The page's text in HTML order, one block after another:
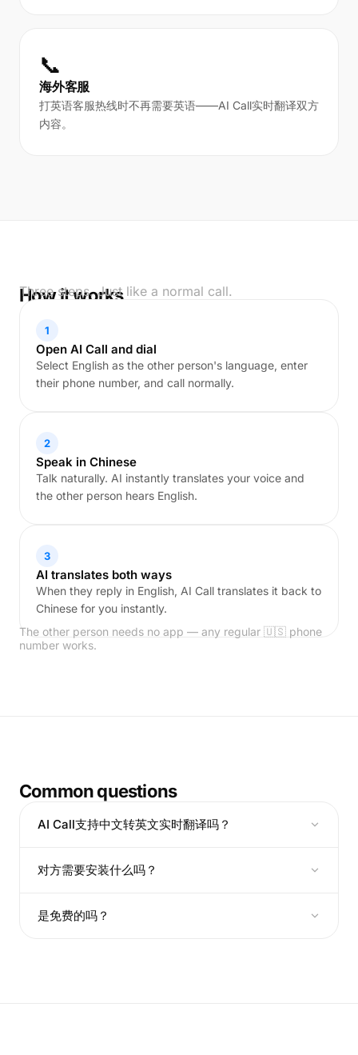
📞
海外客服
打英语客服热线时不再需要英语——AI Call实时翻译双方
内容。
How it works
Three steps. Just like a normal call.
1
Open AI Call and dial
Select English as the other person's language, enter
their phone number, and call normally.
2
Speak in Chinese
Talk naturally. AI instantly translates your voice and
the other person hears English.
3
AI translates both ways
When they reply in English, AI Call translates it back to
Chinese for you instantly.
The other person needs no app — any regular 🇺🇸 phone
number works.
Common questions
AI Call支持中文转英文实时翻译吗？
对方需要安装什么吗？
是免费的吗？